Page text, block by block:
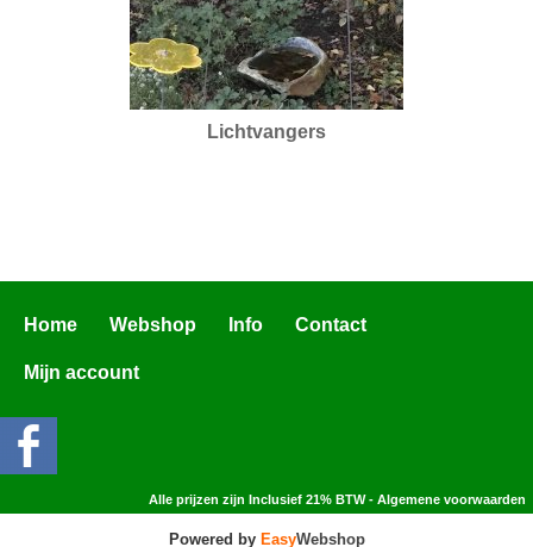
Lichtvangers
Home Webshop Info Contact
Mijn account
Alle prijzen zijn Inclusief 21% BTW - Algemene voorwaarden
Powered by EasyWebshop